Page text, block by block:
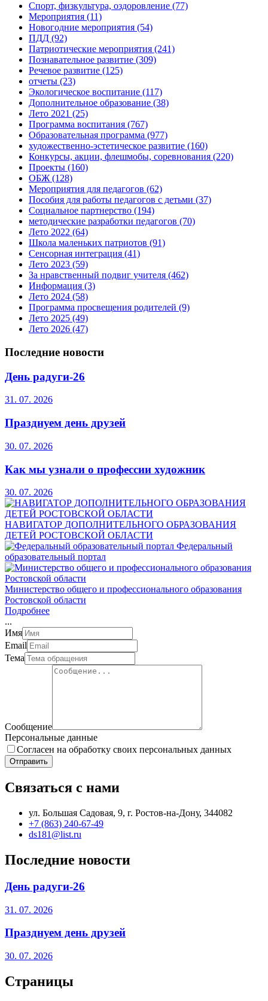
Спорт, физкультура, оздоровление (77)
Мероприятия (11)
Новогодние мероприятия (54)
ПДД (92)
Патриотические мероприятия (241)
Познавательное развитие (309)
Речевое развитие (125)
отчеты (23)
Экологическое воспитание (117)
Дополнительное образование (38)
Лето 2021 (25)
Программа воспитания (767)
Образовательная программа (977)
художественно-эстетическое развитие (160)
Конкурсы, акции, флешмобы, соревнования (220)
Проекты (160)
ОБЖ (128)
Мероприятия для педагогов (62)
Пособия для работы педагогов с детьми (37)
Социальное партнерство (194)
методические разработки педагогов (70)
Лето 2022 (64)
Школа маленьких патриотов (91)
Сенсорная интеграция (41)
Лето 2023 (59)
За нравственный подвиг учителя (462)
Информация (3)
Лето 2024 (58)
Программа просвещения родителей (9)
Лето 2025 (49)
Лето 2026 (47)
Последние новости
День радуги-26
31. 07. 2026
Празднуем день друзей
30. 07. 2026
Как мы узнали о профессии художник
30. 07. 2026
НАВИГАТОР ДОПОЛНИТЕЛЬНОГО ОБРАЗОВАНИЯ
ДЕТЕЙ РОСТОВСКОЙ ОБЛАСТИ
Федеральный
образовательный портал
Министерство общего и профессионального образования
Ростовской области
Подробнее
...
Имя
Email
Тема
Сообщение
Персональные данные
Согласен на обработку своих персональных данных
Отправить
Связаться с нами
ул. Большая Садовая, 9, г. Ростов-на-Дону, 344082
+7 (863) 240-67-49
ds181@list.ru
Последние новости
День радуги-26
31. 07. 2026
Празднуем день друзей
30. 07. 2026
Страницы